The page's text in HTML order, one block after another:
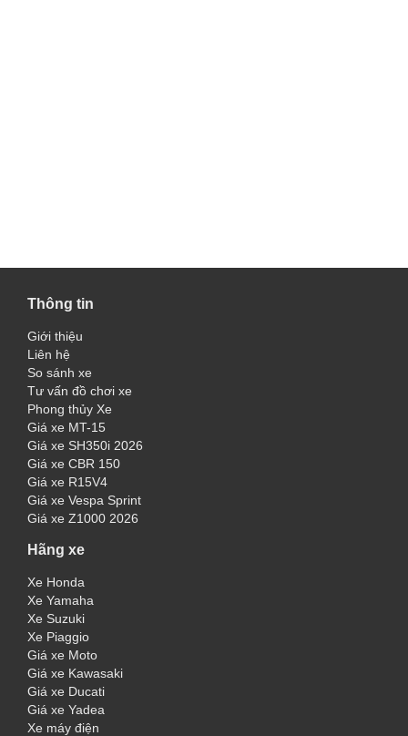
Thông tin
Giới thiệu
Liên hệ
So sánh xe
Tư vấn đồ chơi xe
Phong thủy Xe
Giá xe MT-15
Giá xe SH350i 2026
Giá xe CBR 150
Giá xe R15V4
Giá xe Vespa Sprint
Giá xe Z1000 2026
Hãng xe
Xe Honda
Xe Yamaha
Xe Suzuki
Xe Piaggio
Giá xe Moto
Giá xe Kawasaki
Giá xe Ducati
Giá xe Yadea
Xe máy điện